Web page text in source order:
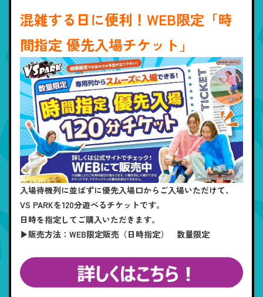
混雑する日に便利！WEB限定「時
間指定 優先入場チケット」
入場待機列に並ばずに優先入場口からご入場いただけて、
VS PARKを120分遊べるチケットです。
日時を指定してご購入いただきます。
▶販売方法：WEB限定販売（日時指定） 数量限定